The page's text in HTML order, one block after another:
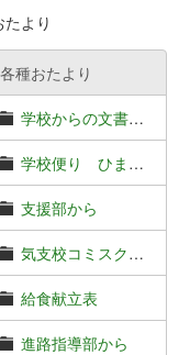
より
各種おたより
学校からの文書（各種連絡プリント）
学校便り ひまわり
支援部から
気支校コミスク通信
給食献立表
進路指導部から